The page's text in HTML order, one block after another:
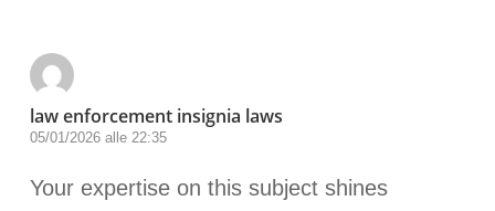
law enforcement insignia laws
05/01/2026 alle 22:35
Your expertise on this subject shines